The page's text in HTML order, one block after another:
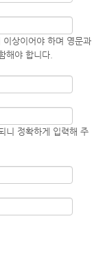
이상이어야 하며 영문과
해야 합니다.
니 정확하게 입력해 주